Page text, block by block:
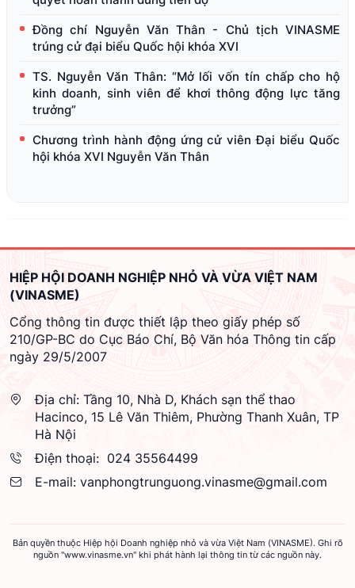
Đồng chí Nguyễn Văn Thân - Chủ tịch VINASME
trúng cử đại biểu Quốc hội khóa XVI
TS. Nguyễn Văn Thân: “Mở lối vốn tín chấp cho hộ
kinh doanh, sinh viên để khơi thông động lực tăng
trưởng”
Chương trình hành động ứng cử viên Đại biểu Quốc
hội khóa XVI Nguyễn Văn Thân
HIỆP HỘI DOANH NGHIỆP NHỎ VÀ VỪA VIỆT NAM
(VINASME)
Cổng thông tin được thiết lập theo giấy phép số
210/GP-BC do Cục Báo Chí, Bộ Văn hóa Thông tin cấp
ngày 29/5/2007
Địa chỉ: Tầng 10, Nhà D, Khách sạn thể thao
Hacinco, 15 Lê Văn Thiêm, Phường Thanh Xuân, TP
Hà Nội
Điện thoại: 024 35564499
E-mail: vanphongtrunguong.vinasme@gmail.com
Bản quyền thuộc Hiệp hội Doanh nghiệp nhỏ và vừa Việt Nam (VINASME). Ghi rõ
nguồn "www.vinasme.vn" khi phát hành lại thông tin từ các nguồn này.